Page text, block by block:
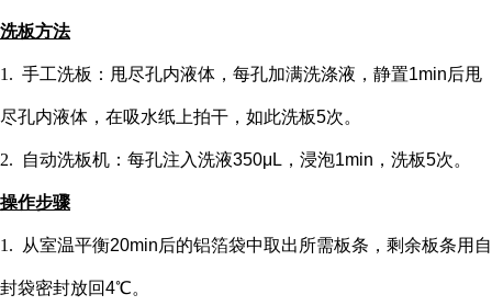
洗板方法
1. 手工洗板：甩尽孔内液体，每孔加满洗涤液，静置1min后甩
尽孔内液体，在吸水纸上拍干，如此洗板5次。
2. 自动洗板机：每孔注入洗液350μL，浸泡1min，洗板5次。
操作步骤
1. 从室温平衡20min后的铝箔袋中取出所需板条，剩余板条用自
封袋密封放回4℃。